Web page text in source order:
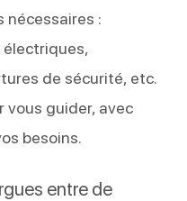
nécessaires :
de sécurité, etc.
vous guider, avec
besoins.
entre de